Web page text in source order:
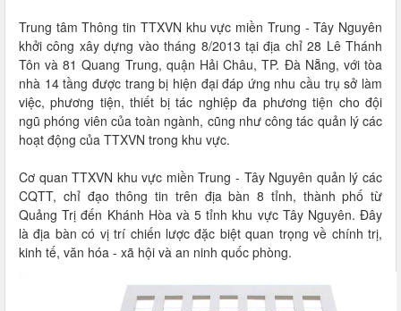
Trung tâm Thông tin TTXVN khu vực miền Trung - Tây Nguyên
khởi công xây dựng vào tháng 8/2013 tại địa chỉ 28 Lê Thánh
Tôn và 81 Quang Trung, quận Hải Châu, TP. Đà Nẵng, với tòa
nhà 14 tầng được trang bị hiện đại đáp ứng nhu cầu trụ sở làm
việc, phương tiện, thiết bị tác nghiệp đa phương tiện cho đội
ngũ phóng viên của toàn ngành, cũng như công tác quản lý các
hoạt động của TTXVN trong khu vực.
Cơ quan TTXVN khu vực miền Trung - Tây Nguyên quản lý các
CQTT, chỉ đạo thông tin trên địa bàn 8 tỉnh, thành phố từ
Quảng Trị đến Khánh Hòa và 5 tỉnh khu vực Tây Nguyên. Đây
là địa bàn có vị trí chiến lược đặc biệt quan trọng về chính trị,
kinh tế, văn hóa - xã hội và an ninh quốc phòng.